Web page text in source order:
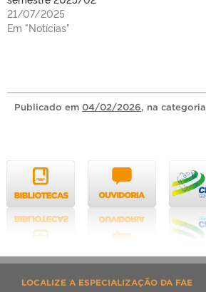
21/07/2025
Em "Notícias"
Publicado em 04/02/2026, na categoria
LOCALIZE A ESPECIALIZAÇÃO DA FAE